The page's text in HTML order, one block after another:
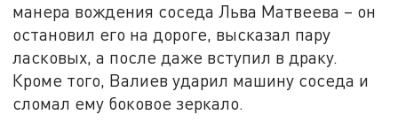
манера вождения соседа Льва Матвеева – он
остановил его на дороге, высказал пару
ласковых, а после даже вступил в драку.
Кроме того, Валиев ударил машину соседа и
сломал ему боковое зеркало.